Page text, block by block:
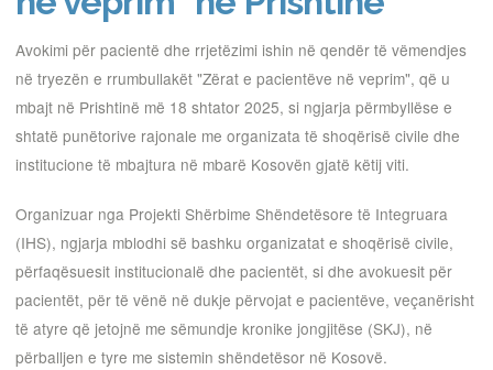
Avokimi për pacientë dhe rrjetëzimi ishin në qendër të vëmendjes
në tryezën e rrumbullakët "Zërat e pacientëve në veprim", që u
mbajt në Prishtinë më 18 shtator 2025, si ngjarja përmbyllëse e
shtatë punëtorive rajonale me organizata të shoqërisë civile dhe
institucione të mbajtura në mbarë Kosovën gjatë këtij viti.
Organizuar nga Projekti Shërbime Shëndetësore të Integruara
(IHS), ngjarja mblodhi së bashku organizatat e shoqërisë civile,
përfaqësuesit institucionalë dhe pacientët, si dhe avokuesit për
pacientët, për të vënë në dukje përvojat e pacientëve, veçanërisht
të atyre që jetojnë me sëmundje kronike jongjitëse (SKJ), në
përballjen e tyre me sistemin shëndetësor në Kosovë.